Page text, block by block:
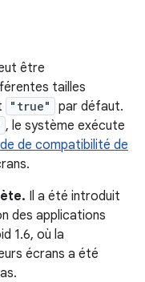
être
tailles
"true"
par défaut.
, le système exécute
de compatibilité de
Il a été introduit
des applications
1.6, où la
écrans a été